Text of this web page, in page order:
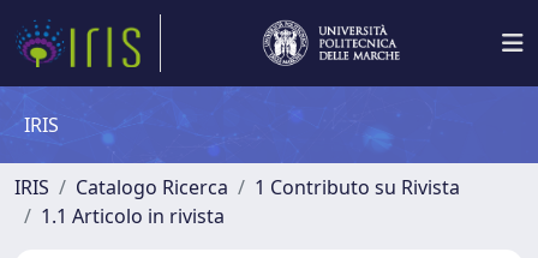
IRIS
IRIS Catalogo Ricerca
1 Contributo su Rivista
1.1 Articolo in rivista